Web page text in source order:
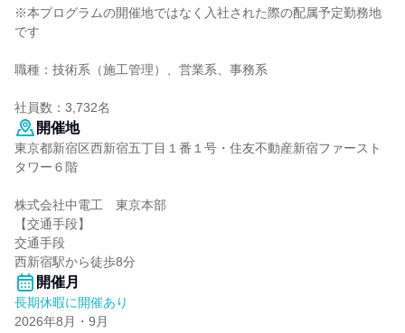
※本プログラムの開催地ではなく入社された際の配属予定勤務地
です
職種：技術系（施工管理）、営業系、事務系
社員数：3,732名
開催地
東京都新宿区西新宿五丁目１番１号・住友不動産新宿ファースト
タワー６階
株式会社中電工 東京本部
【交通手段】
交通手段
西新宿駅から徒歩8分
開催月
長期休暇に開催あり
2026年8月・9月